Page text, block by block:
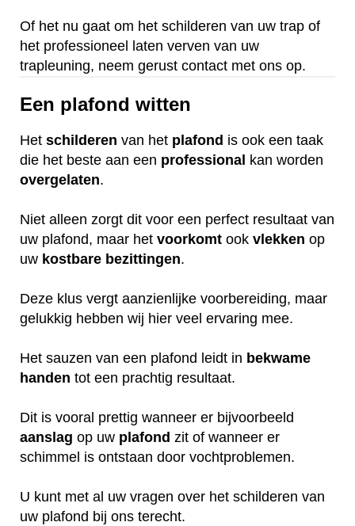
Of het nu gaat om het schilderen van uw trap of
het professioneel laten verven van uw
trapleuning, neem gerust contact met ons op.
Een plafond witten
Het schilderen van het plafond is ook een taak
die het beste aan een professional kan worden
overgelaten.
Niet alleen zorgt dit voor een perfect resultaat van
uw plafond, maar het voorkomt ook vlekken op
uw kostbare bezittingen.
Deze klus vergt aanzienlijke voorbereiding, maar
gelukkig hebben wij hier veel ervaring mee.
Het sauzen van een plafond leidt in bekwame
handen tot een prachtig resultaat.
Dit is vooral prettig wanneer er bijvoorbeeld
aanslag op uw plafond zit of wanneer er
schimmel is ontstaan door vochtproblemen.
U kunt met al uw vragen over het schilderen van
uw plafond bij ons terecht.